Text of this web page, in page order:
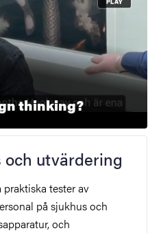
thinking?
och utvärdering
tester av
på sjukhus och
och